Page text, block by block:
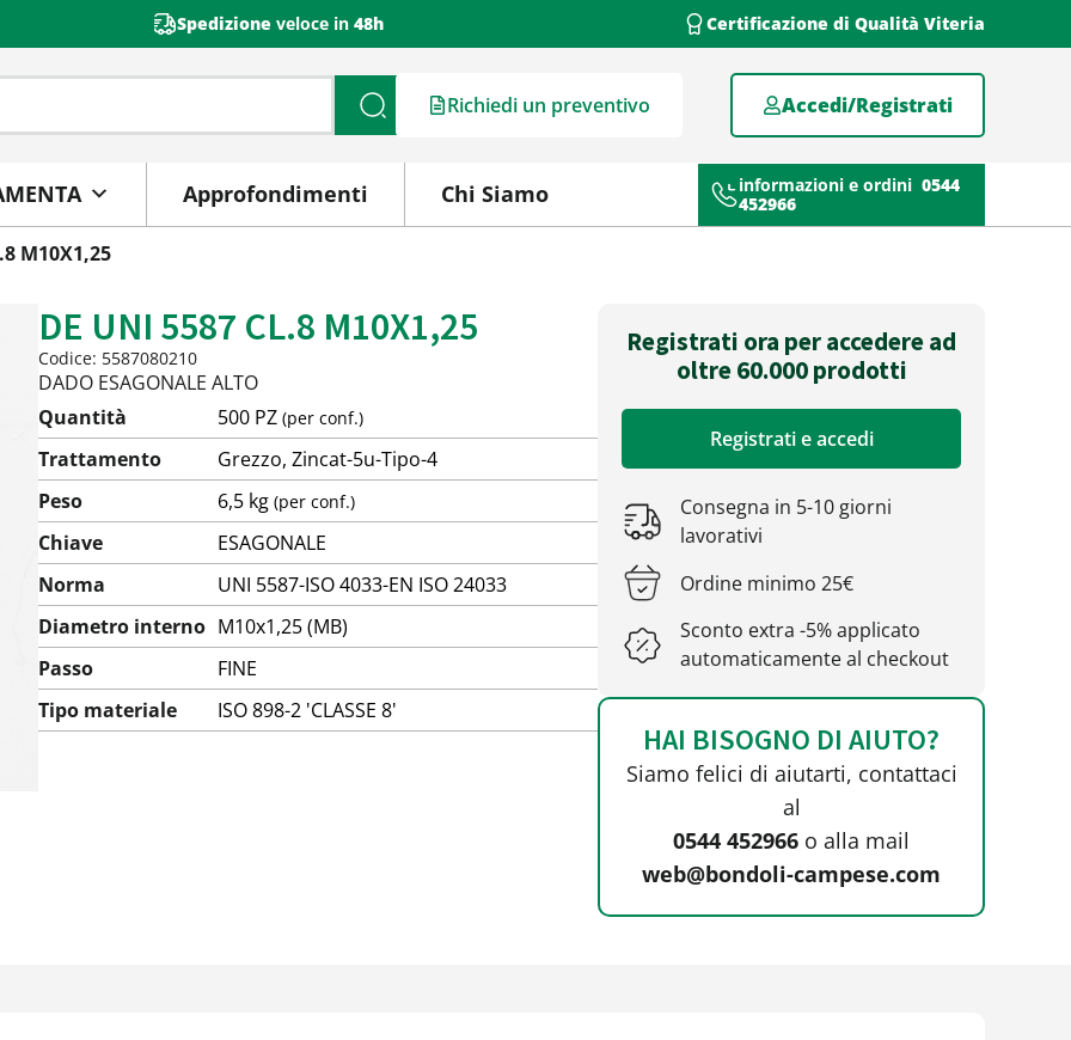
Spedizione veloce in 48h Certificazione di Qualità Viteria
Cerca Richiedi un preventivo Accedi/Registrati
Approfondimenti Chi Siamo informazioni e ordini 0544
452966
M10X1,25
DE UNI 5587 CL.8 M10X1,25
Codice: 5587080210
DADO ESAGONALE ALTO
Quantità
500 PZ (per conf.)
Trattamento
Grezzo, Zincat-5u-Tipo-4
Peso
6,5 kg (per conf.)
Chiave
ESAGONALE
Norma
UNI 5587-ISO 4033-EN ISO 24033
Diametro interno M10x1,25 (MB)
Passo
FINE
Tipo materiale
ISO 898-2 'CLASSE 8'
Registrati ora per accedere ad
oltre 60.000 prodotti
Registrati e accedi
Consegna in 5-10 giorni
lavorativi
Ordine minimo 25€
Sconto extra -5% applicato
automaticamente al checkout
HAI BISOGNO DI AIUTO?
Siamo felici di aiutarti, contattaci
al
0544 452966 o alla mail
web@bondoli-campese.com